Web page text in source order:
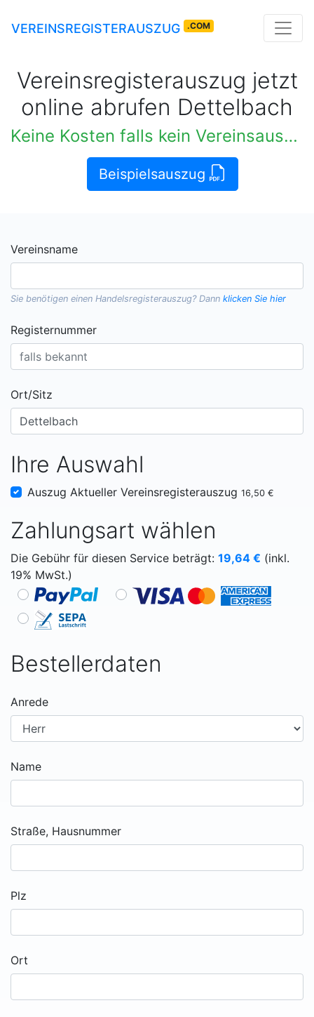
VEREINSREGISTERAUSZUG .COM
Vereinsregisterauszug jetzt
online abrufen Dettelbach
Keine Kosten falls kein Vereinsauszug verfügbar
Beispielsauszug
Vereinsname
Sie benötigen einen Handelsregisterauszug? Dann klicken Sie hier
Registernummer
Ort/Sitz
Ihre Auswahl
Auszug Aktueller Vereinsregisterauszug 16,50 €
Zahlungsart wählen
Die Gebühr für diesen Service beträgt: 19,64 € (inkl.
19% MwSt.)
Bestellerdaten
Anrede
Name
Straße, Hausnummer
Plz
Ort